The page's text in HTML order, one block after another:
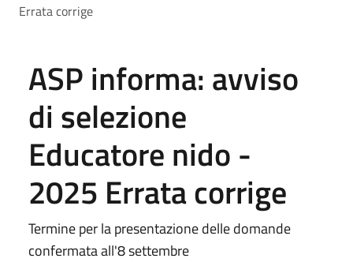
Errata corrige
ASP informa: avviso
di selezione
Educatore nido -
2025 Errata corrige
Termine per la presentazione delle domande
confermata all'8 settembre